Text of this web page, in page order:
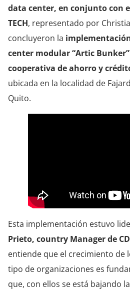
data center, en conjunto con
TECH, representado por
concluyeron la
center modular “Artic Bunker”
cooperativa de ahorro y
ubicada en la localidad de
Quito.
Esta implementación estuvo
Prieto, country Manager de
entiende que el crecimiento de
tipo de organizaciones es
que, con ellos se está bajando